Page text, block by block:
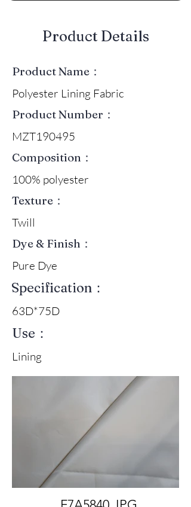
​Product Details
Product Name：
Polyester Lining Fabric
Product Number：
MZT190495
Composition：
100% polyester
Texture：
Twill
Dye & Finish：
Pure Dye
Specification：
63D*75D
Use：
Lining